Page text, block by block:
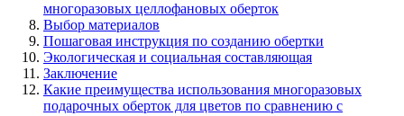
многоразовых целлофановых оберток
Выбор материалов
Пошаговая инструкция по созданию обертки
Экологическая и социальная составляющая
Заключение
Какие преимущества использования многоразовых
подарочных оберток для цветов по сравнению с